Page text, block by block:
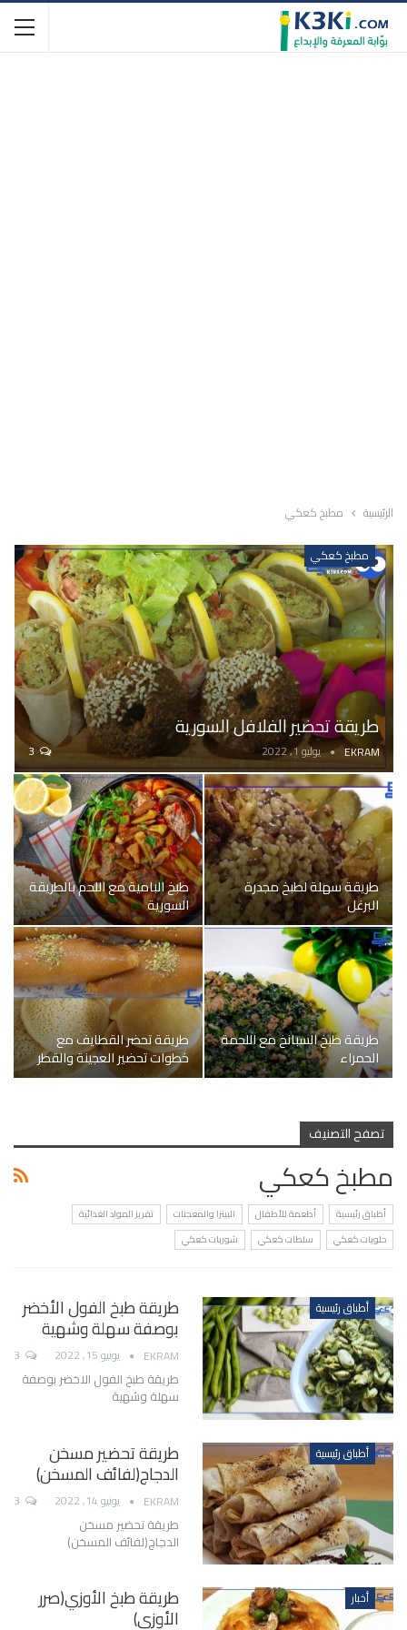
الرئيسية مطبخ كعكي
مطبخ كعكي
طريقة تحضير الفلافل السورية
EKRAM يوليو 1, 2022
طريقة سهلة لطبخ مجدرة
البرغل
طبخ البامية مع اللحم بالطريقة
السورية
طريقة طبخ السبانخ مع اللحمة
الحمراء
طريقة تحضر القطايف مع
خطوات تحضير العجينة والقطر
تصفح التصنيف
مطبخ كعكي
أطباق رئيسية أطعمة للأطفال البيتزا والمعجنات
تفريز المواد الغذائية
حلويات كعكي
سلطات كعكي شوربات كعكي
أطباق رئيسية طريقة طبخ الفول الأخضر
بوصفة سهلة وشهية
EKRAM يونيو 15, 2022
طريقة طبخ الفول الاخضر بوصفة
سهلة وشهية
أطباق رئيسية طريقة تحضير مسخن
الدجاج(لفائف المسخن)
EKRAM يونيو 14, 2022
طريقة تحضير مسخن
الدجاج(لفائف المسخن)
أخبار طريقة طبخ الأوزي(صرر
الأوزي)